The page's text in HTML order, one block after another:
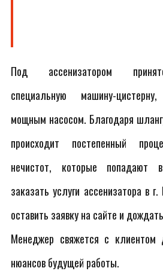
Под ассенизатором
специальную машину-
мощным насосом. Благодаря
происходит постепенный
нечистот, которые попадают
заказать услуги ассенизатора в
оставить заявку на сайте и
Менеджер свяжется с клиентом
нюансов будущей работы.